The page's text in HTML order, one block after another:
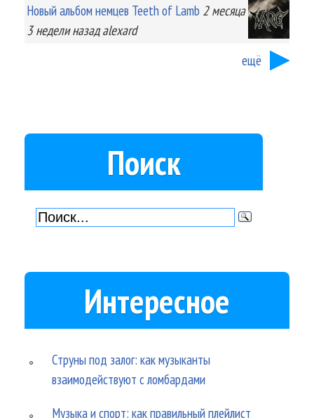
Новый альбом немцев Teeth of Lamb 2 месяца
3 неделиназад alexard
ещё
Поиск
Интересное
Струны под залог: как музыканты
взаимодействуют с ломбардами
Музыка и спорт: как правильный плейлист